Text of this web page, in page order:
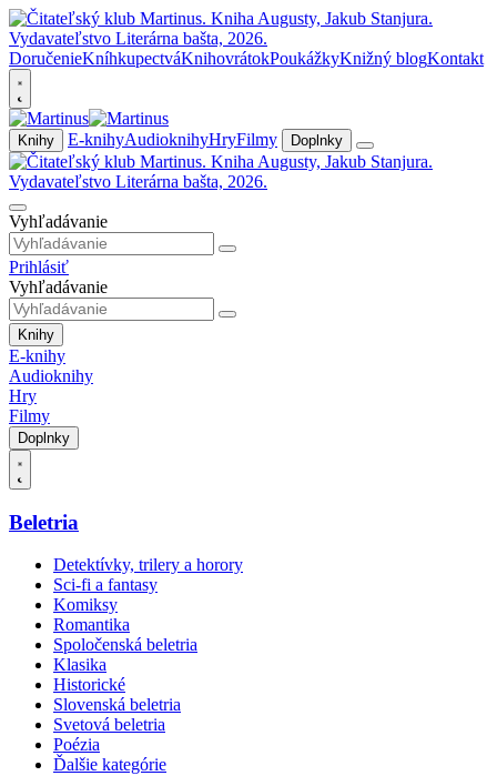
DoručenieKníhkupectváKnihovrátokPoukážkyKnižný blogKontakt
Knihy E-knihyAudioknihyHryFilmy Doplnky
Vyhľadávanie
Prihlásiť
Vyhľadávanie
Knihy
E-knihy
Audioknihy
Hry
Filmy
Doplnky
Beletria
Detektívky, trilery a horory
Sci-fi a fantasy
Komiksy
Romantika
Spoločenská beletria
Klasika
Historické
Slovenská beletria
Svetová beletria
Poézia
Ďalšie kategórie